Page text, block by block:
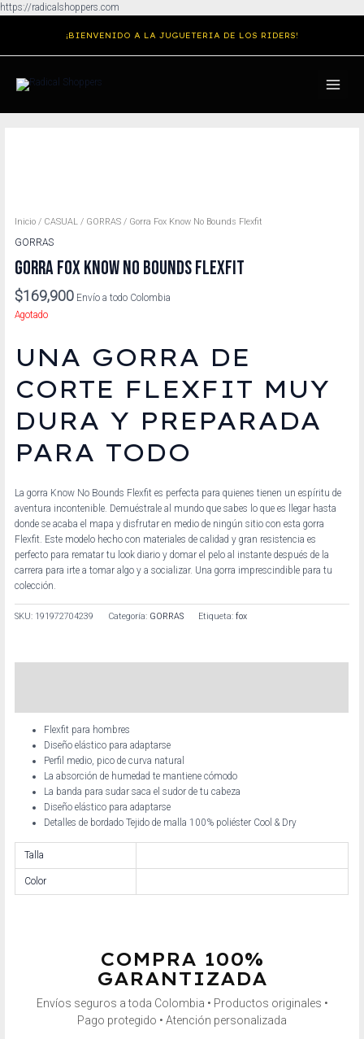
https://radicalshoppers.com
contenido
¡BIENVENIDO A LA JUGUETERIA DE LOS RIDERS!
MENU
Inicio / CASUAL / GORRAS / Gorra Fox Know No Bounds Flexfit
GORRAS
GORRA FOX KNOW NO BOUNDS FLEXFIT
$169,900 Envío a todo Colombia
Agotado
UNA GORRA DE
CORTE FLEXFIT MUY
DURA Y PREPARADA
PARA TODO
La gorra Know No Bounds Flexfit es perfecta para quienes tienen un espíritu de
aventura incontenible. Demuéstrale al mundo que sabes lo que es llegar hasta
donde se acaba el mapa y disfrutar en medio de ningún sitio con esta gorra
Flexfit. Este modelo hecho con materiales de calidad y gran resistencia es
perfecto para rematar tu look diario y domar el pelo al instante después de la
carrera para irte a tomar algo y a socializar. Una gorra imprescindible para tu
colección.
SKU: 191972704239 Categoría: GORRAS Etiqueta:fox
Flexfit para hombres
Diseño elástico para adaptarse
Perfil medio, pico de curva natural
La absorción de humedad te mantiene cómodo
La banda para sudar saca el sudor de tu cabeza
Diseño elástico para adaptarse
Detalles de bordado Tejido de malla 100% poliéster Cool & Dry
Talla
Color
COMPRA 100%
GARANTIZADA
Envíos seguros a toda Colombia • Productos originales •
Pago protegido • Atención personalizada